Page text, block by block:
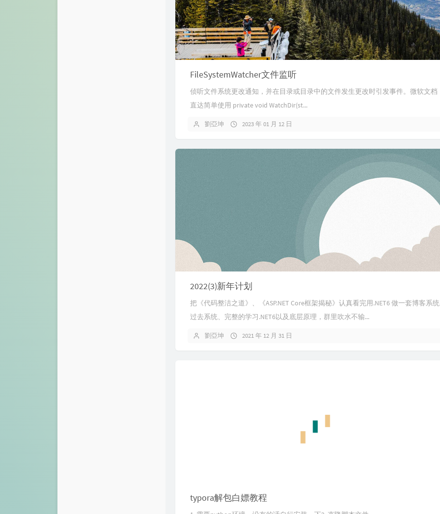
FileSystemWatcher文件监听
侦听文件系统更改通知，并在目录或目录中的文件发生更改时引发事件。微软文档
直达简单使用 private void WatchDir(st...
劉亞坤 2023 年 01 月 12 日
2022(3)新年计划
把《代码整洁之道》、《ASP.NET Core框架揭秘》认真看完用.NET6 做一套博客系
过去系统、完整的学习.NET6以及底层原理，群里吹水不输...
劉亞坤 2021 年 12 月 31 日
typora解包白嫖教程